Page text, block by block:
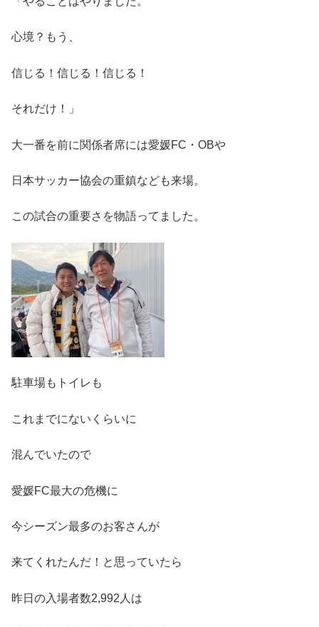
心境？もう、
信じる！信じる！信じる！
それだけ！」
大一番を前に関係者席には愛媛FC・OBや
日本サッカー協会の重鎮なども来場。
この試合の重要さを物語ってました。
駐車場もトイレも
これまでにないくらいに
混んでいたので
愛媛FC最大の危機に
今シーズン最多のお客さんが
来てくれたんだ！と思っていたら
昨日の入場者数2,992人は